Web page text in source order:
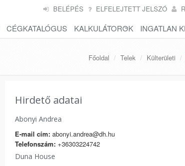
BELÉPÉS ELFELEJTETT JELSZÓ
CÉGKATALÓGUS KALKULÁTOROK INGATLAN
Főoldal Telek Külterületi
Hirdető adatai
Abonyi Andrea
E-mail cím:abonyi.andrea@dh.hu
Telefonszám:+36303224742
Duna House